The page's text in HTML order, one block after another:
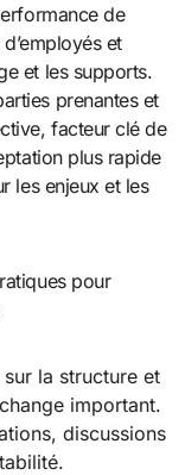
de
et
et les supports.
prenantes et
facteur clé de
plus rapide
les enjeux et les
pour
la structure et
important.
discussions